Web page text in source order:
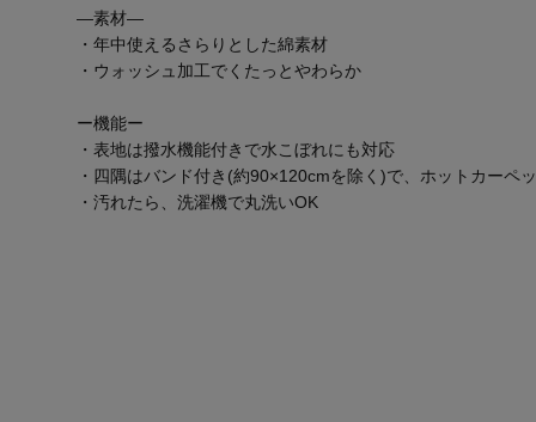
―素材―
・年中使えるさらりとした綿素材
・ウォッシュ加工でくたっとやわらか
ー機能ー
・表地は撥水機能付きで水こぼれにも対応
・四隅はバンド付き(約90×120cmを除く)で、ホットカーペ
・汚れたら、洗濯機で丸洗いOK